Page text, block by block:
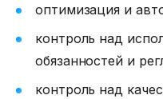
оптимизация и
контроль над
обязанностей и
контроль над